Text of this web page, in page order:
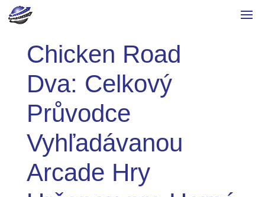
Chicken Road
Dva: Celkový
Průvodce
Vyhľadávanou
Arcade Hry